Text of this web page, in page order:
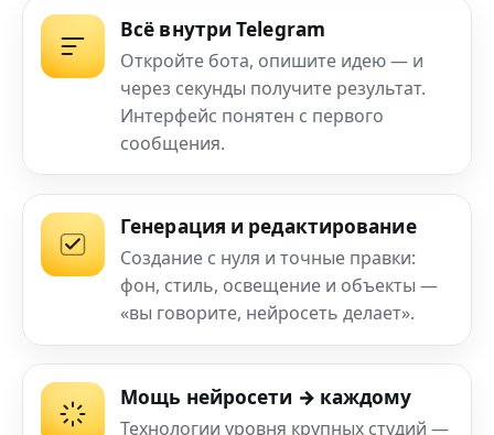
Всё внутри Telegram
Откройте бота, опишите идею — и
через секунды получите результат.
Интерфейс понятен с первого
сообщения.
Генерация и редактирование
Создание с нуля и точные правки:
фон, стиль, освещение и объекты —
«вы говорите, нейросеть делает».
Мощь нейросети → каждому
Технологии уровня крупных студий —